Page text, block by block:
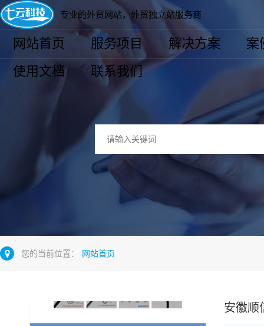
专业的外贸网站，外贸独立站服务商
网站首页 服务项目 解决方案
案
使用文档
联系我们
您的当前位置： 网站首页
安徽顺